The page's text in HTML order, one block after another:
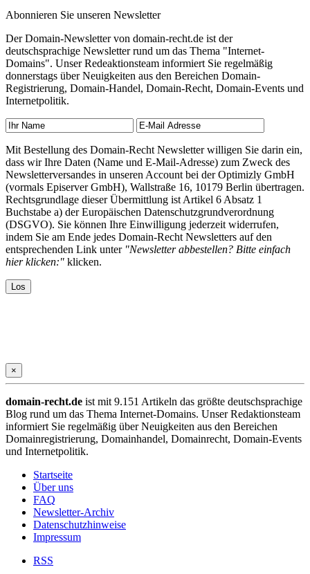
Abonnieren Sie unseren Newsletter
Der Domain-Newsletter von domain-recht.de ist der
deutschsprachige Newsletter rund um das Thema "Internet-
Domains". Unser Redeaktionsteam informiert Sie regelmäßig
donnerstags über Neuigkeiten aus den Bereichen Domain-
Registrierung, Domain-Handel, Domain-Recht, Domain-Events und
Internetpolitik.
Mit Bestellung des Domain-Recht Newsletter willigen Sie darin ein,
dass wir Ihre Daten (Name und E-Mail-Adresse) zum Zweck des
Newsletterversandes in unseren Account bei der Optimizly GmbH
(vormals Episerver GmbH), Wallstraße 16, 10179 Berlin übertragen.
Rechtsgrundlage dieser Übermittlung ist Artikel 6 Absatz 1
Buchstabe a) der Europäischen Datenschutzgrundverordnung
(DSGVO). Sie können Ihre Einwilligung jederzeit widerrufen,
indem Sie am Ende jedes Domain-Recht Newsletters auf den
entsprechenden Link unter "Newsletter abbestellen? Bitte einfach
hier klicken:" klicken.
×
domain-recht.de ist mit 9.151 Artikeln das größte deutschsprachige
Blog rund um das Thema Internet-Domains. Unser Redaktionsteam
informiert Sie regelmäßig über Neuigkeiten aus den Bereichen
Domainregistrierung, Domainhandel, Domainrecht, Domain-Events
und Internetpolitik.
Startseite
Über uns
FAQ
Newsletter-Archiv
Datenschutzhinweise
Impressum
RSS